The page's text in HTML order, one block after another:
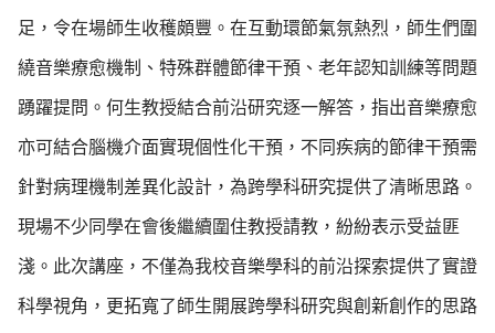
足，令在場師生收穫頗豐。在互動環節氣氛熱烈，師生們圍
繞音樂療愈機制、特殊群體節律干預、老年認知訓練等問題
踴躍提問。何生教授結合前沿研究逐一解答，指出音樂療愈
亦可結合腦機介面實現個性化干預，不同疾病的節律干預需
針對病理機制差異化設計，為跨學科研究提供了清晰思路。
現場不少同學在會後繼續圍住教授請教，紛紛表示受益匪
淺。此次講座，不僅為我校音樂學科的前沿探索提供了實證
科學視角，更拓寬了師生開展跨學科研究與創新創作的思路